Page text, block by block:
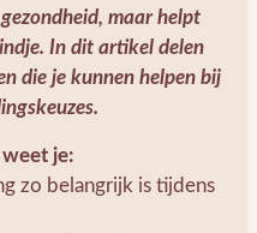
maar helpt
In dit artikel delen
die je kunnen helpen bij
je:
zo belangrijk is tijdens